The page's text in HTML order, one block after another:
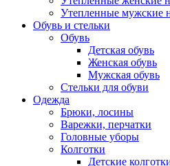
Утепленные мужские
Обувь и стельки
Обувь
Детская обувь
Женская обувь
Мужская обувь
Стельки для обуви
Одежда
Брюки, лосины
Варежки, перчатки
Головные уборы
Колготки
Детские